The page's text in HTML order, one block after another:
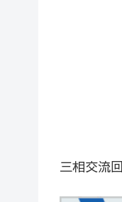
三相交流